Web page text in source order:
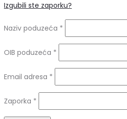
Izgubili ste zaporku?
Naziv poduzeća *
OIB poduzeća *
Email adresa *
Zaporka *